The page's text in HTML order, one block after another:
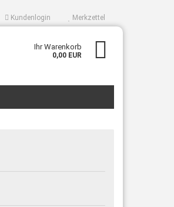
Kundenlogin Merkzettel
Ihr Warenkorb
0,00 EUR